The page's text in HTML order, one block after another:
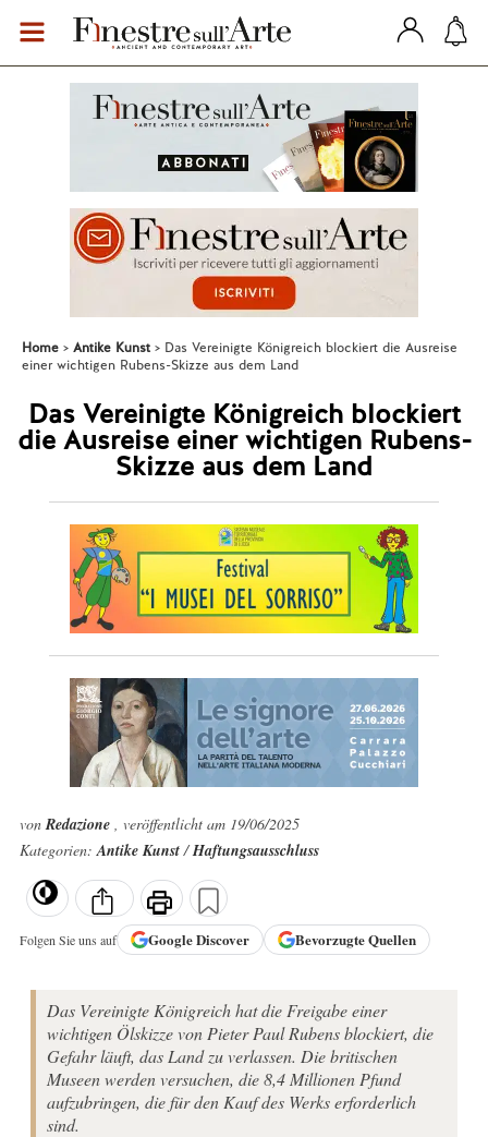
Home Antike Kunst
Das Vereinigte Königreich blockiert die Ausreise
einer wichtigen Rubens-Skizze aus dem Land
Das Vereinigte Königreich blockiert
die Ausreise einer wichtigen Rubens-
Skizze aus dem Land
vonRedazione , veröffentlicht am 19/06/2025
Kategorien:Antike Kunst/Haftungsausschluss
Folgen Sie uns auf GoogleDiscover Bevorzugte Quellen
Das Vereinigte Königreich hat die Freigabe einer
wichtigen Ölskizze von Pieter Paul Rubens blockiert, die
Gefahr läuft, das Land zu verlassen. Die britischen
Museen werden versuchen, die 8,4 Millionen Pfund
aufzubringen, die für den Kauf des Werks erforderlich
sind.